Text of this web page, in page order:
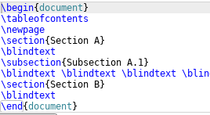
\begin{document }
\tableofcontents
\newpage
\section{Section A}
\blindtext
\subsection{Subsection A.1}
\blindtext \blindtext \blindtext
\section{Section B}
\blindtext
\end {document }